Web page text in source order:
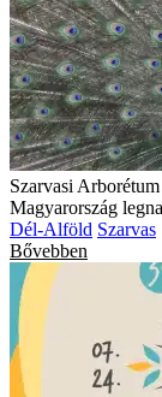
Szarvasi
Magyarország
Dél-Alföld Szarvas
Bővebben